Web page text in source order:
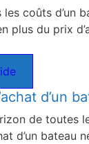
coûts d’un
plus du prix
d’un
de toutes
d’un bateau